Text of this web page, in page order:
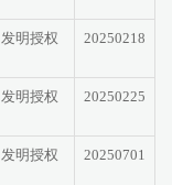
发明授权 20250218
发明授权 20250225
发明授权 20250701